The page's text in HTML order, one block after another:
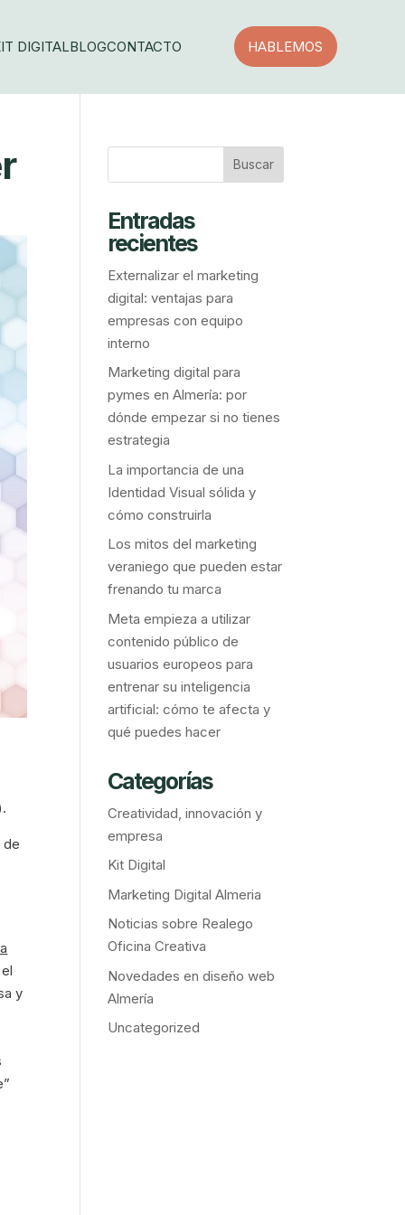
DIGITALBLOGCONTACTO HABLEMOS
de
y
Entradas
recientes
Externalizar el marketing
digital: ventajas para
empresas con equipo
interno
Marketing digital para
pymes en Almería: por
dónde empezar si no tienes
estrategia
La importancia de una
Identidad Visual sólida y
cómo construirla
Los mitos del marketing
veraniego que pueden estar
frenando tu marca
Meta empieza a utilizar
contenido público de
usuarios europeos para
entrenar su inteligencia
artificial: cómo te afecta y
qué puedes hacer
Categorías
Creatividad, innovación y
empresa
Kit Digital
Marketing Digital Almeria
Noticias sobre Realego
Oficina Creativa
Novedades en diseño web
Almería
Uncategorized